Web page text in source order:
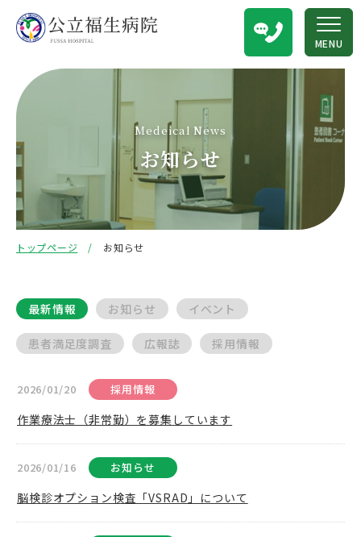
MENU
Medeical News
お知らせ
トップページ お知らせ
最新情報 お知らせ イベント
患者満足度調査 広報誌 採用情報
2026/01/20 採用情報
作業療法士（非常勤）を募集しています
2026/01/16 お知らせ
脳検診オプション検査「VSRAD」について